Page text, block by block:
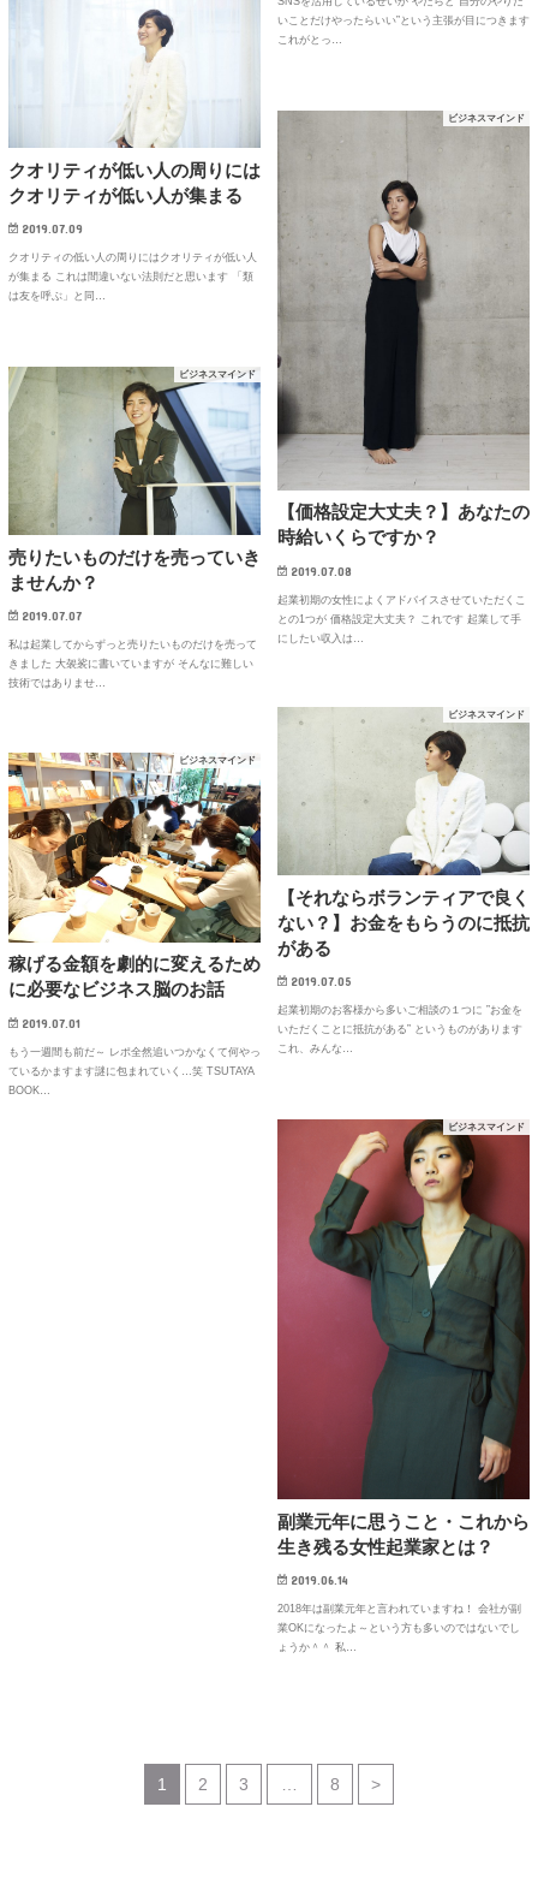
いことだけやったらいい”という主張が目につきます
これがとっ…
クオリティが低い人の周りには
クオリティが低い人が集まる
2019.07.09
クオリティの低い人の周りにはクオリティが低い人
が集まる これは間違いない法則だと思います 「類
は友を呼ぶ」と同…
ビジネスマインド
【価格設定大丈夫？】あなたの
時給いくらですか？
2019.07.08
起業初期の女性によくアドバイスさせていただくこ
との1つが 価格設定大丈夫？ これです 起業して手
にしたい収入は…
ビジネスマインド
売りたいものだけを売っていき
ませんか？
2019.07.07
私は起業してからずっと売りたいものだけを売って
きました 大袈裟に書いていますが そんなに難しい
技術ではありませ…
ビジネスマインド
【それならボランティアで良く
ない？】お金をもらうのに抵抗
がある
2019.07.05
起業初期のお客様から多いご相談の１つに ”お金を
いただくことに抵抗がある” というものがあります
これ、みんな…
ビジネスマインド
稼げる金額を劇的に変えるため
に必要なビジネス脳のお話
2019.07.01
もう一週間も前だ～ レポ全然追いつかなくて何やっ
ているかますます謎に包まれていく…笑 TSUTAYA
BOOK…
ビジネスマインド
副業元年に思うこと・これから
生き残る女性起業家とは？
2019.06.14
2018年は副業元年と言われていますね！ 会社が副
業OKになったよ～という方も多いのではないでし
ょうか＾＾ 私…
1 2 3 8 >